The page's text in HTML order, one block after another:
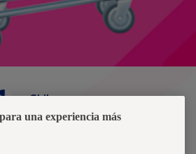
Chile
una experiencia más